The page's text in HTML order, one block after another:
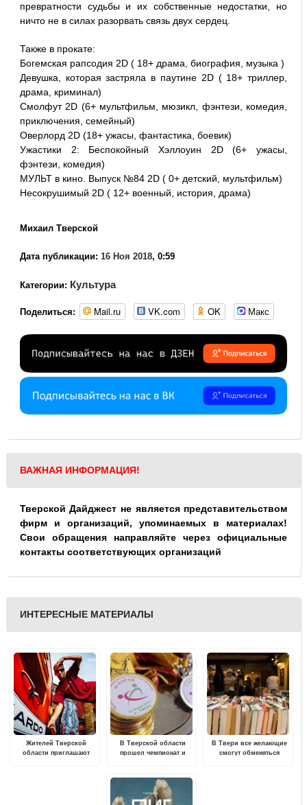
превратности судьбы и их собственные недостатки, но
ничто не в силах разорвать связь двух сердец.
Также в прокате:
Богемская рапсодия 2D ( 18+ драма, биография, музыка )
Девушка, которая застряла в паутине 2D ( 18+ триллер,
драма, криминал)
Смолфут 2D (6+ мультфильм, мюзикл, фэнтези, комедия,
приключения, семейный)
Оверлорд 2D (18+ ужасы, фантастика, боевик)
Ужастики 2: Беспокойный Хэллоуин 2D (6+ ужасы,
фэнтези, комедия)
МУЛЬТ в кино. Выпуск №84 2D ( 0+ детский, мультфильм)
Несокрушимый 2D ( 12+ военный, история, драма)
Михаил Тверской
Дата публикации: 16 Ноя 2018, 0:59
Категории: Культура
Поделиться: Mail.ru VK.com OK Макс
ВАЖНАЯ ИНФОРМАЦИЯ!
Тверской Дайджест не является представительством
фирм и организаций, упоминаемых в материалах!
Свои обращения направляйте через официальные
контакты соответствующих организаций
ИНТЕРЕСНЫЕ МАТЕРИАЛЫ
Жителей Тверской
области приглашают
В Тверской области
прошел чемпионат и
В Твери все желающие
смогут обменяться